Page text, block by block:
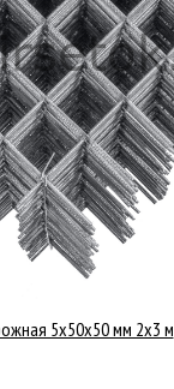
5х50x50 мм 2x3 м